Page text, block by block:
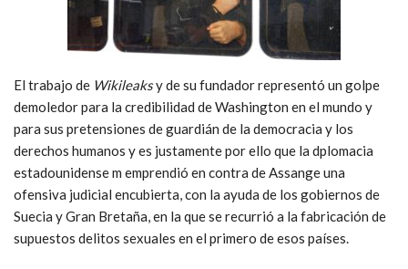
El trabajo de Wikileaksy de su fundador representó un golpe
demoledor para la credibilidad de Washington en el mundo y
para sus pretensiones de guardián de la democracia y los
derechos humanos y es justamente por ello que la dplomacia
estadounidense m emprendió en contra de Assange una
ofensiva judicial encubierta, con la ayuda de los gobiernos de
Suecia y Gran Bretaña, en la que se recurrió a la fabricación de
supuestos delitos sexuales en el primero de esos países.